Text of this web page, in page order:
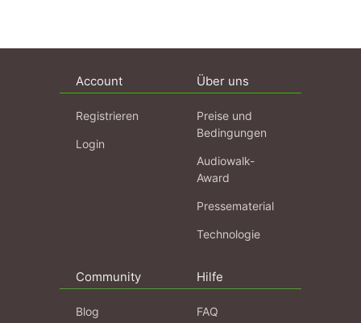
Account
Registrieren
Login
Über uns
Preise und
Bedingungen
Audiowalk-
Award
Pressematerial
Technologie
Community
Blog
Hilfe
FAQ